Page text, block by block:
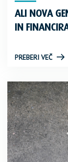
ALI NOVA
IN
PREBERI VEČ